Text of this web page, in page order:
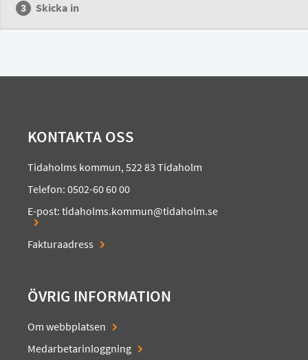
Skicka in
KONTAKTA OSS
Tidaholms kommun, 522 83 Tidaholm
Telefon: 0502-60 60 00
E-post:tidaholms.kommun@tidaholm.se
Fakturaadress
ÖVRIG INFORMATION
Om webbplatsen
Medarbetarinloggning